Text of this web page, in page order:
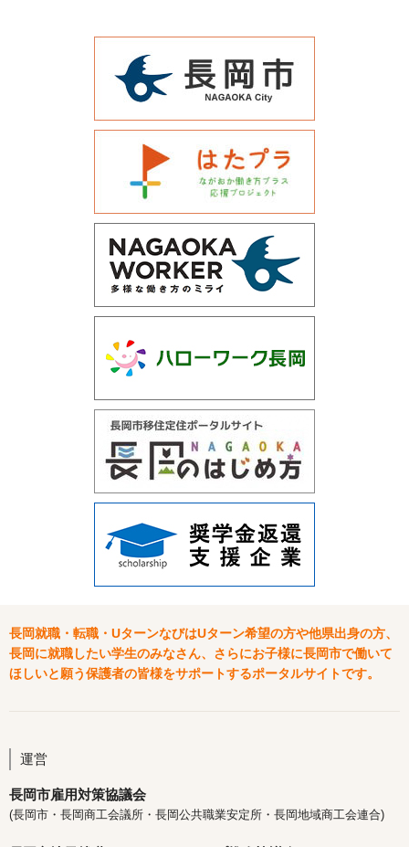
長岡就職・転職・UターンなびはUターン希望の方や他県出身の方、
長岡に就職したい学生のみなさん、さらにお子様に長岡市で働いて
ほしいと願う保護者の皆様をサポートするポータルサイトです。
運営
長岡市雇用対策協議会
(長岡市・長岡商工会議所・長岡公共職業安定所・長岡地域商工会連合)